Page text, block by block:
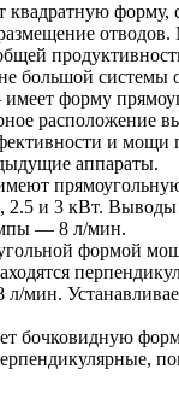
квадратную форму,
большой системы
форму
расположение
и мощи
аппараты.
2.5 и 3 кВт.
— 8 л/мин.
формой
мин.
бочковидную